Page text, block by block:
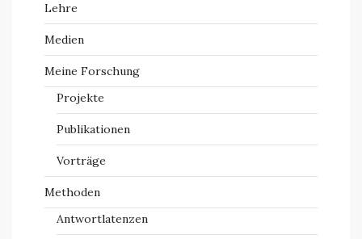
Lehre
Medien
Meine Forschung
Projekte
Publikationen
Vorträge
Methoden
Antwortlatenzen